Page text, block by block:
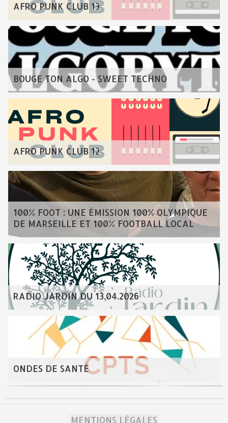
AFRO PUNK CLUB 13
BOUGE TON ALGO - SWEET TECHNO
AFRO PUNK CLUB 12
100% FOOT : UNE ÉMISSION 100% OLYMPIQUE
DE MARSEILLE ET 100% FOOTBALL LOCAL
RADIO JARDIN DU 13.04.2026
ONDES DE SANTÉ
MENTIONS LÉGALES